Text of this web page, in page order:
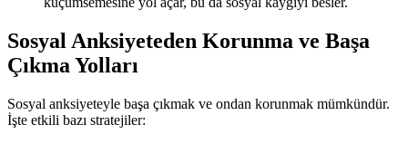
Sosyal Anksiyeteden Korunma ve Başa
Çıkma Yolları
Sosyal anksiyeteyle başa çıkmak ve ondan korunmak mümkündür.
İşte etkili bazı stratejiler: